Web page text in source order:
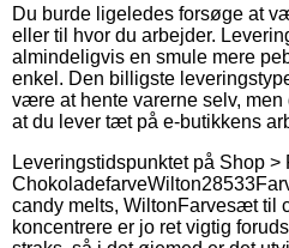
Du burde ligeledes forsøge at
eller til hvor du arbejder.
almindeligvis en smule mere
enkel. Den billigste
være at hente varerne selv,
at du lever tæt på e-butikkens
Leveringstidspunktet på Shop >
ChokoladefarveWilton28533
candy melts, WiltonFarvesæt til
koncentrere er jo ret vigtig